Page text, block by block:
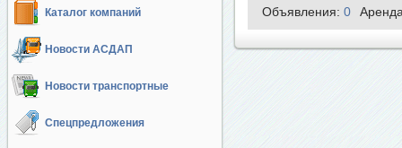
Каталог компаний
Новости АСДАП
Новости транспортные
Спецпредложения
Объявления: 0